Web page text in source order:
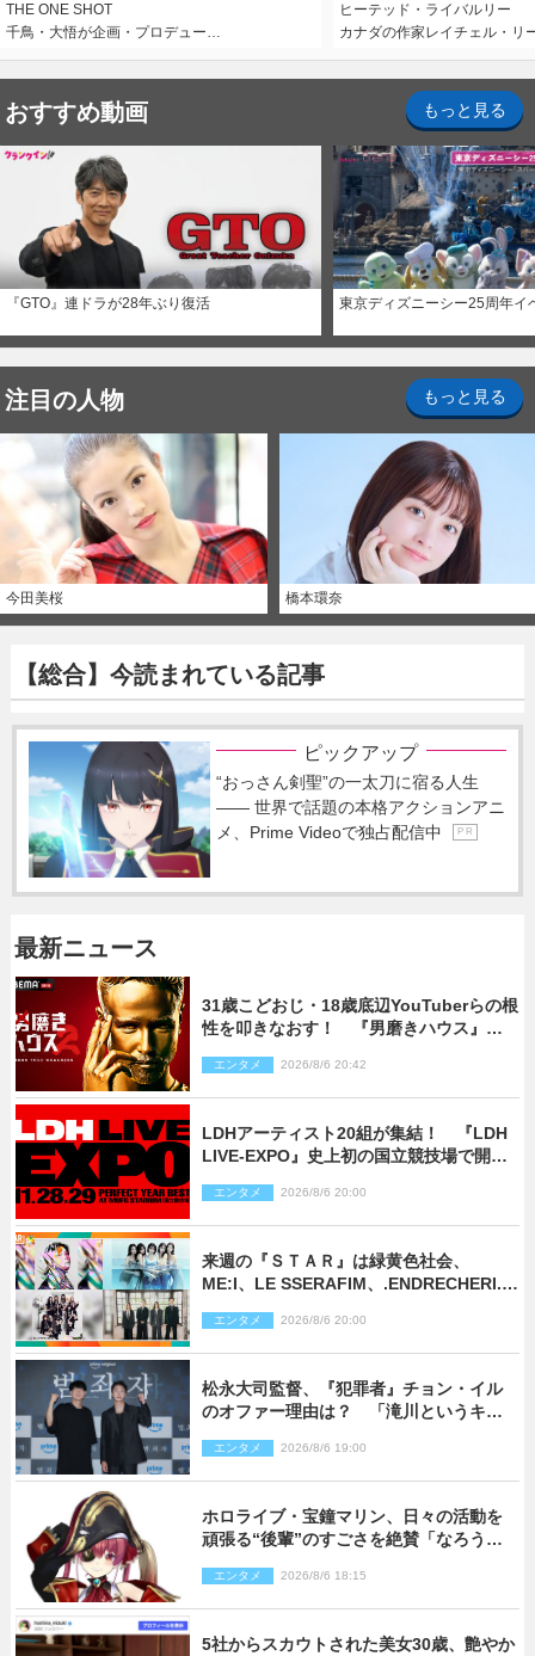
THE ONE SHOT
千鳥・大悟が企画・プロデュー…
ヒーテッド・ライバルリー
カナダの作家レイチェル・リ
おすすめ動画 もっと見る
『GTO』連ドラが28年ぶり復活 東京ディズニーシー25周年イ
注目の人物 もっと見る
今田美桜 橋本環奈
【総合】今読まれている記事
ピックアップ
“おっさん剣聖”の一太刀に宿る人生
―― 世界で話題の本格アクションアニ
メ、Prime Videoで独占配信中
P R
最新ニュース
31歳こどおじ・18歳底辺YouTuberらの根
性を叩きなおす！ 『男磨きハウス』第2
エンタメ 2026/8/6 20:42
LDHアーティスト20組が集結！ 『LDH
LIVE‐EXPO』史上初の国立競技場で開催
エンタメ 2026/8/6 20:00
来週の『ＳＴＡＲ』は緑黄色社会、
ME:I、LE SSERAFIM、.ENDRECHERI.が
エンタメ 2026/8/6 20:00
松永大司監督、『犯罪者』チョン・イル
のオファー理由は？ 「滝川というキャ
かった」
エンタメ 2026/8/6 19:00
ホロライブ・宝鐘マリン、日々の活動を
頑張る“後輩”のすごさを絶賛「なろう系
エンタメ 2026/8/6 18:15
5社からスカウトされた美女30歳、艶やか